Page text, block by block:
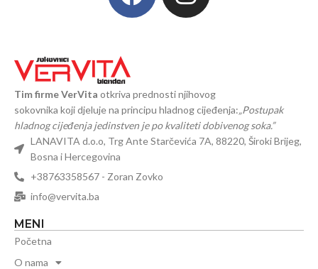
Tim firme VerVita otkriva prednosti njihovog
sokovnika koji djeluje na principu hladnog cijeđenja:„Postupak
hladnog cijeđenja jedinstven je po kvaliteti dobivenog soka.”
LANAVITA d.o.o, Trg Ante Starčevića 7A, 88220, Široki Brijeg,
Bosna i Hercegovina
+38763358567 - Zoran Zovko
info@vervita.ba
MENI
Početna
O nama